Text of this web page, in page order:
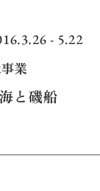
- 5.22
業
と磯船